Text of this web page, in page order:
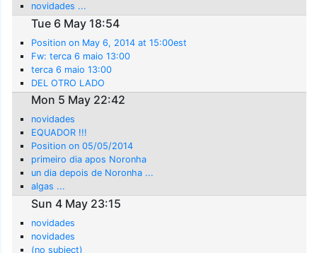
novidades ...
Tue 6 May 18:54
Position on May 6, 2014 at 15:00est
Fw: terca 6 maio 13:00
terca 6 maio 13:00
DEL OTRO LADO
Mon 5 May 22:42
novidades
EQUADOR !!!
Position on 05/05/2014
primeiro dia apos Noronha
un dia depois de Noronha ...
algas ...
Sun 4 May 23:15
novidades
novidades
(no subject)